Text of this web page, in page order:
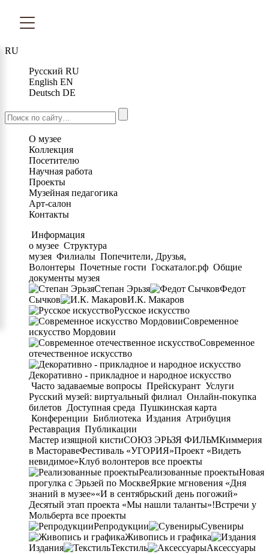
RU
Русский RU
English EN
Deutsch DE
О музее
Коллекция
Посетителю
Научная работа
Проекты
Музейная педагогика
Арт-салон
Контакты
Информация
о музее Структура
музея Филиалы Попечители, Друзья,
Волонтеры Почетные гости Госкаталог.рф Общие
документы музея
Степан Эрьзя
Федот
Сычков
И.К. Макаров
Русское искусство
Современное
искусство Мордовии
Современное
отечественное искусство
Декоративно - прикладное и народное искусство
Часто задаваемые вопросы Прейскурант Услуги
Русский музей: виртуальный филиал Онлайн-покупка
билетов Доступная среда Пушкинская карта
Конференции Библиотека Издания Атрибуция
Реставрация Публикации
Мастер изящной кистиСОЮЗ ЭРЬЗЯ ФИЛЬМКиммерия
в МасторавеФестиваль «УГОРИЯ»Проект «Видеть
невидимое»Клуб волонтеров все проекты
Реализованные проектыНовая
прогулка с Эрьзей по МосквеЯркие мгновения «Дня
знаний в музее»«И в сентябрьский день погожий»
Десятый этап проекта «Мы нашли таланты»!Встречи у
Мольберта все проекты
Репродукции
Сувениры
Живопись и графика
Издания
Текстиль Аксессуары